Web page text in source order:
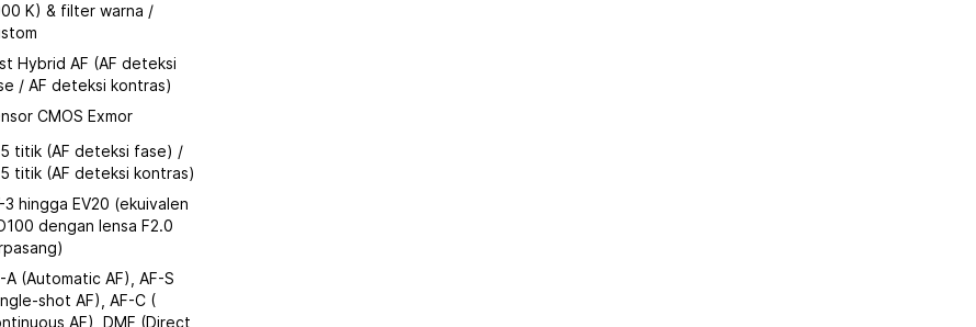
K) & filter warna /
Hybrid AF (AF deteksi
/ AF deteksi kontras)
CMOS Exmor
titik (AF deteksi fase) /
titik (AF deteksi kontras)
3 hingga EV20 (ekuivalen
dengan lensa F2.0
A (Automatic AF), AF-S
shot AF), AF-C (
AF), DMF (Direct